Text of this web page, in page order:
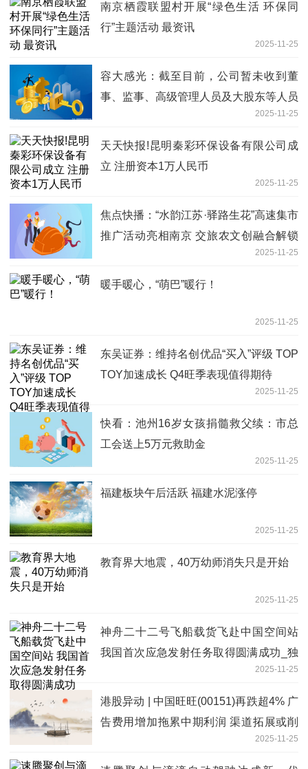
南京栖霞联盟村开展“绿色生活 环保同
行”主题活动 最资讯
2025-11-25
容大感光：截至目前，公司暂未收到董
事、监事、高级管理人员及大股东等人员
2025-11-25
天天快报!昆明秦彩环保设备有限公司成
立 注册资本1万人民币
2025-11-25
焦点快播：“水韵江苏·驿路生花”高速集市
推广活动亮相南京 交旅农文创融合解锁
2025-11-25
暖手暖心，“萌巴”暖行！
2025-11-25
东吴证券：维持名创优品“买入”评级 TOP
TOY加速成长 Q4旺季表现值得期待
2025-11-25
快看：池州16岁女孩捐髓救父续：市总
工会送上5万元救助金
2025-11-25
福建板块午后活跃 福建水泥涨停
2025-11-25
教育界大地震，40万幼师消失只是开始
2025-11-25
神舟二十二号飞船载货飞赴中国空间站
我国首次应急发射任务取得圆满成功_独
2025-11-25
港股异动 | 中国旺旺(00151)再跌超4% 广
告费用增加拖累中期利润 渠道拓展或削
2025-11-25